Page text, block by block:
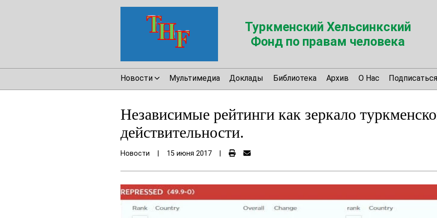
Туркменский Хельсинкский
Фонд по правам человека
Новости Мультимедиа Доклады Библиотека Архив О Нас
Независимые рейтинги как зеркало
действительности.
Новости 15 июня 2017